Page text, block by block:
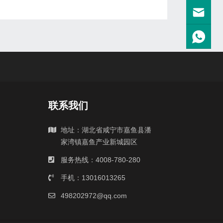
联系我们
地址：湖北省咸宁市嘉鱼县潘
家湾镇嘉鱼产业新城园区
服务热线：4008-780-280
手机：13016013265
498202972@qq.com